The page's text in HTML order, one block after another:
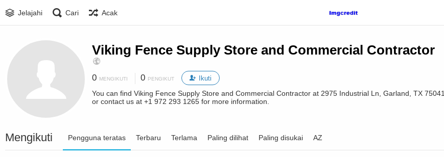
Jelajahi Cari Acak
Viking Fence Supply Store and Commercial Contractor
0 MENGIKUTI 0 PENGIKUT Ikuti
You can find Viking Fence Supply Store and Commercial Contractor at 2975 Industrial Ln, Garland, TX 75041,
or contact us at +1 972 293 1265 for more information.
Mengikuti Pengguna teratas Terbaru Terlama Paling dilihat Paling disukai AZ